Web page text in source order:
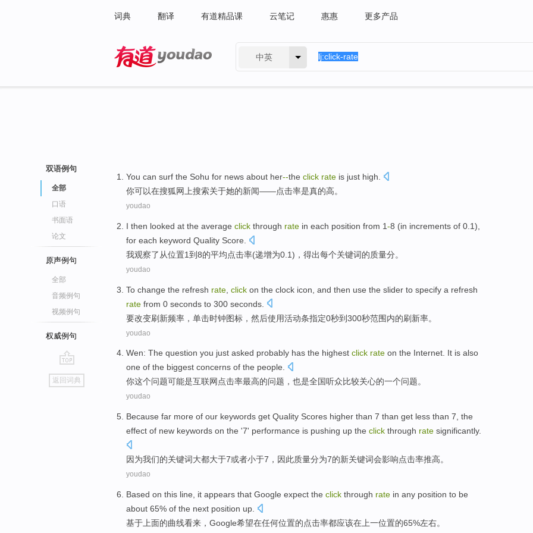
词典 翻译 有道精品课 云笔记 惠惠 更多产品
中英
双语例句
全部
口语
书面语
论文
原声例句
全部
音频例句
视频例句
权威例句
go
top
返回词典
You can surf the Sohu for news about her--the click rate is just high
你可以在搜狐网上搜索关于她的新闻——点击率是真的高。
youdao
I then looked at the average click through rate in each position from 1-8 (in increments of 0.1),
for each keyword Quality Score
我观察了 从位置1到8的平均点击率(递增为0.1)，得出每个关键词的质量分。
youdao
To change the refresh rate click on the clock icon and then use the slider to specify a refresh
rate from 0 seconds to 300 seconds.
要改变刷新频率 ， 单击时钟图标 ， 然后使用活动条指定0秒到300秒范围内的刷新率。
youdao
Wen: The question you just asked probably has the highest click rate on the Internet. It is also
one of the biggest concerns of the people.
你这个问题可能是互联网 点击率最高的问题， 也是全国听众比较关心的一个问题。
youdao
Because far more of our keywords get Quality Scores higher than 7 than get less than 7, the
effect of new keywords on the '7' performance is pushing up the click through rate significantly.
因为我们的关键词大都大于7或者小于7，因此质量分为7的新关键词会影响点击率推高。
youdao
Based on this line , it appears that Google expect the click through rate in any position to be
about 65% of the next position up.
基于 上面的曲线看来 ， Google希望在任何位置的点击率都应该在上一位置的65%左右。